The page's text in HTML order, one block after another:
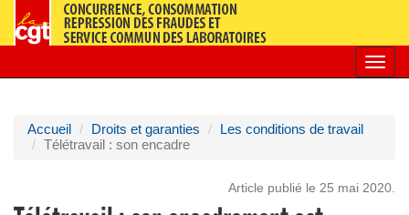
Accueil Droits et garanties
Les conditions de travail
Télétravail : son encadre
Article publié le 25 mai 2020.